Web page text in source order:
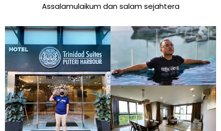
Assalamulaikum dan salam sejahtera